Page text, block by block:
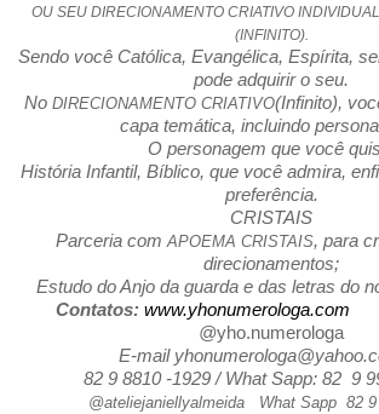
OU SEU DIRECIONAMENTO CRIATIVO
(INFINITO).
Sendo você Católica, Evangélica, Espírita,
pode adquirir o seu.
No DIRECIONAMENTO CRIATIVO(Infinito),
capa temática, incluindo
O personagem que você
História Infantil, Bíblico, que você admira,
preferência.
CRISTAIS
Parceria com APOEMA CRISTAIS, para
direcionamentos;
Estudo do Anjo da guarda e das letras do
Contatos: www.yhonumerologa.com
@yho.numerologa
E-mail
82 9 8810 -1929 / What Sapp: 82  9
@ateliejaniellyalmeida   What Sapp  82